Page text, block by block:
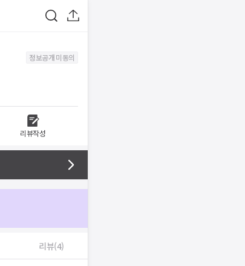
정보공개 미동의
리뷰작성
리뷰(4)